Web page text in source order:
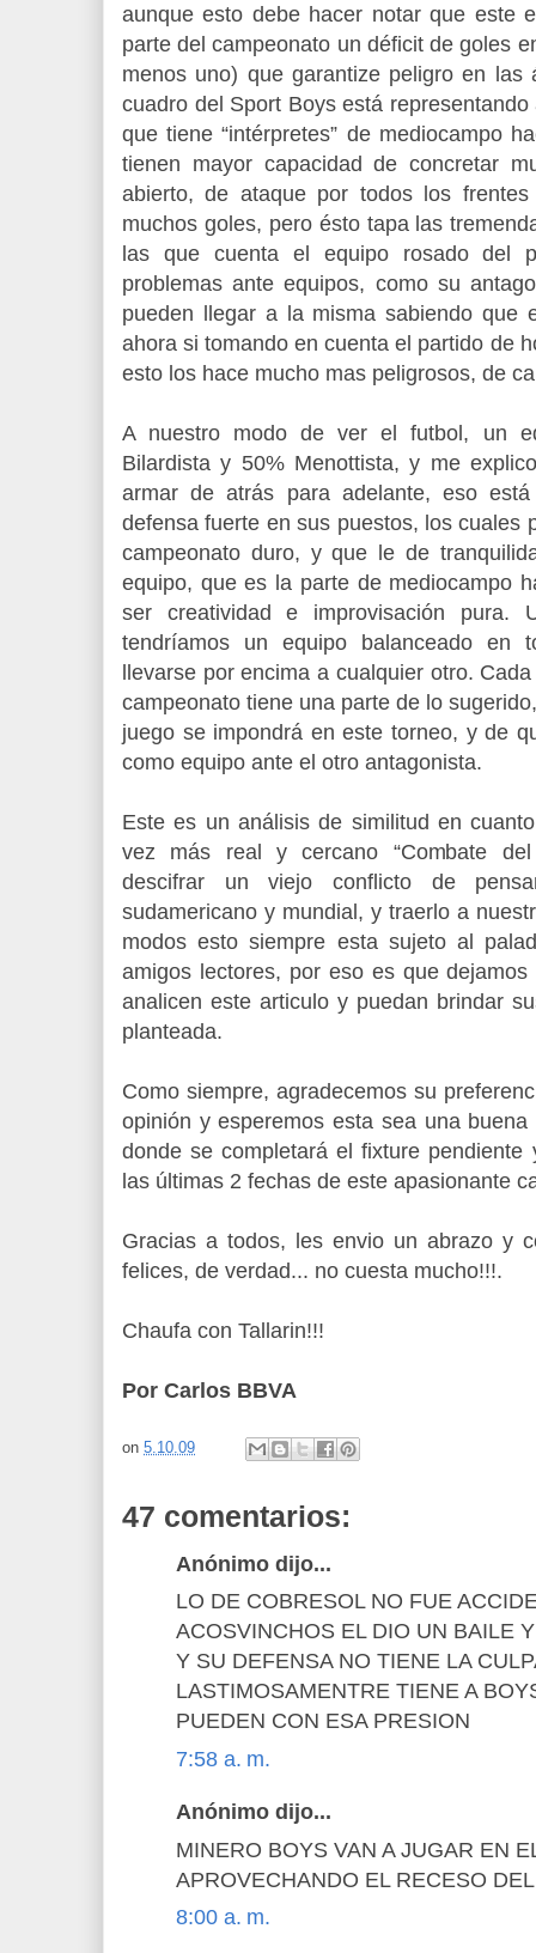
aunque esto debe hacer notar que este
parte del campeonato un déficit de goles
menos uno) que garantize peligro en las
cuadro del Sport Boys está
que tiene “intérpretes” de mediocampo
tienen mayor capacidad de concretar
abierto, de ataque por todos los
muchos goles, pero ésto tapa las
las que cuenta el equipo rosado del
problemas ante equipos, como su
pueden llegar a la misma sabiendo que
ahora si tomando en cuenta el partido de
esto los hace mucho mas peligrosos, de
A nuestro modo de ver el futbol, un
Bilardista y 50% Menottista, y me
armar de atrás para adelante, eso
defensa fuerte en sus puestos, los cuales
campeonato duro, y que le de
equipo, que es la parte de mediocampo
ser creatividad e improvisación pura.
tendríamos un equipo balanceado en
llevarse por encima a cualquier otro.
campeonato tiene una parte de lo
juego se impondrá en este torneo, y de
como equipo ante el otro antagonista.
Este es un análisis de similitud en
vez más real y cercano “Combate
descifrar un viejo conflicto de
sudamericano y mundial, y traerlo a
modos esto siempre esta sujeto al
amigos lectores, por eso es que
analicen este articulo y puedan brindar
planteada.
Como siempre, agradecemos su
opinión y esperemos esta sea una
donde se completará el fixture
las últimas 2 fechas de este apasionante
Gracias a todos, les envio un abrazo y
felices, de verdad... no cuesta mucho!!!.
Chaufa con Tallarin!!!
Por Carlos BBVA
on 5.10.09
47 comentarios:
Anónimo dijo...
LO DE COBRESOL NO FUE
ACOSVINCHOS EL DIO UN BAILE
Y SU DEFENSA NO TIENE LA
LASTIMOSAMENTRE TIENE A
PUEDEN CON ESA PRESION
7:58 a. m.
Anónimo dijo...
MINERO BOYS VAN A JUGAR EN
APROVECHANDO EL RECESO
8:00 a. m.